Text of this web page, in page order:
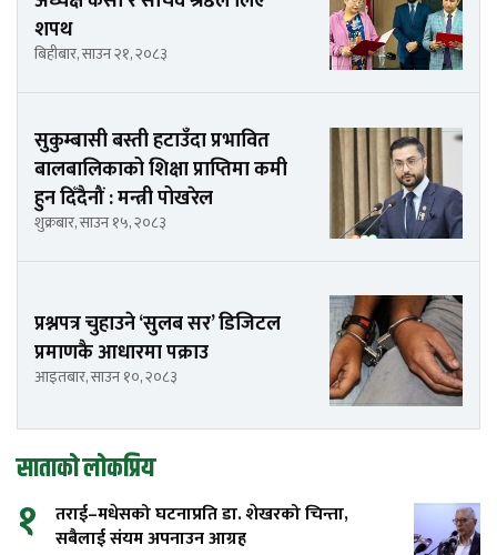
शपथ
बिहीबार, साउन २१, २०८३
सुकुम्बासी बस्ती हटाउँदा प्रभावित
बालबालिकाको शिक्षा प्राप्तिमा कमी
हुन दिँदैनौं : मन्त्री पोखरेल
शुक्रबार, साउन १५, २०८३
प्रश्नपत्र चुहाउने ‘सुलब सर’ डिजिटल
प्रमाणकै आधारमा पक्राउ
आइतबार, साउन १०, २०८३
साताको लोकप्रिय
१
तराई–मधेसको घटनाप्रति डा. शेखरको चिन्ता,
सबैलाई संयम अपनाउन आग्रह